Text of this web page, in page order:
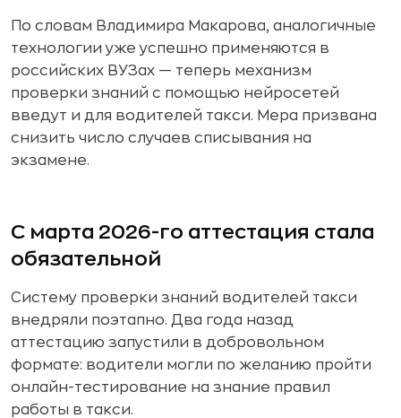
По словам Владимира Макарова, аналогичные
технологии уже успешно применяются в
российских ВУЗах — теперь механизм
проверки знаний с помощью нейросетей
введут и для водителей такси. Мера призвана
снизить число случаев списывания на
экзамене.
С марта 2026-го аттестация стала
обязательной
Систему проверки знаний водителей такси
внедряли поэтапно. Два года назад
аттестацию запустили в добровольном
формате: водители могли по желанию пройти
онлайн-тестирование на знание правил
работы в такси.